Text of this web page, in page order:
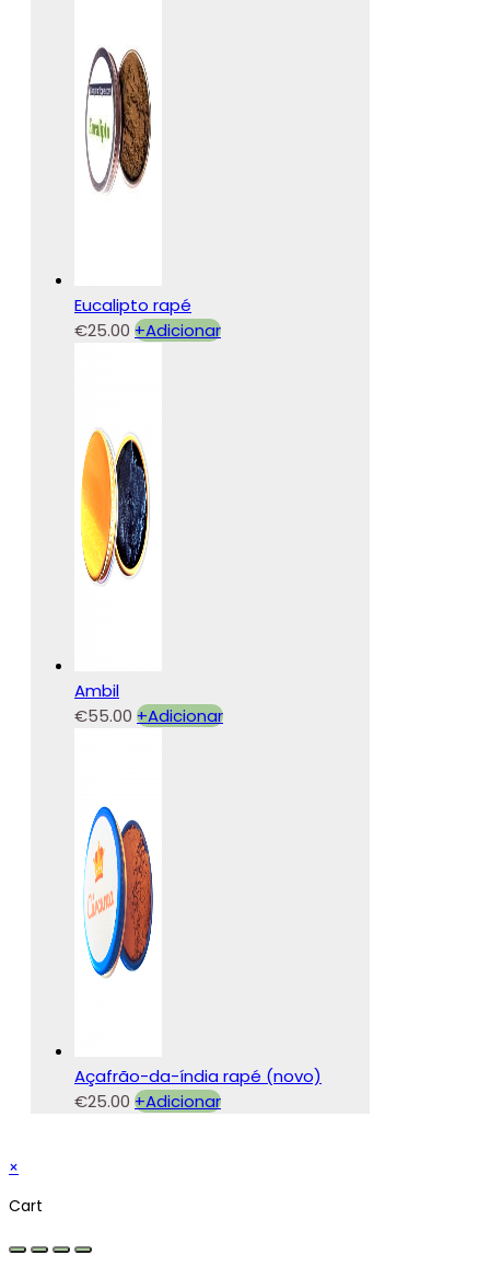
Eucalipto rapé
€25.00 +Adicionar
Ambil
€55.00 +Adicionar
Açafrão-da-índia rapé (novo)
€25.00 +Adicionar
×
Cart